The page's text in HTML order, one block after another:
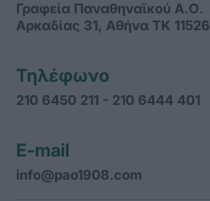
Γραφεία Παναθηναϊκού Α.Ο.
Αρκαδίας 31, Αθήνα ΤΚ 11526
Τηλέφωνο
210 6450 211 - 210 6444 401
E-mail
info@pao1908.com